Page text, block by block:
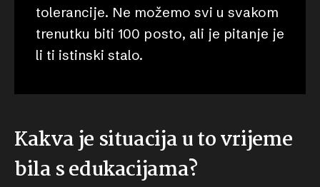
tolerancije. Ne možemo svi u svakom
trenutku biti 100 posto, ali je pitanje je
li ti istinski stalo.
Kakva je situacija u to vrijeme
bila s edukacijama?